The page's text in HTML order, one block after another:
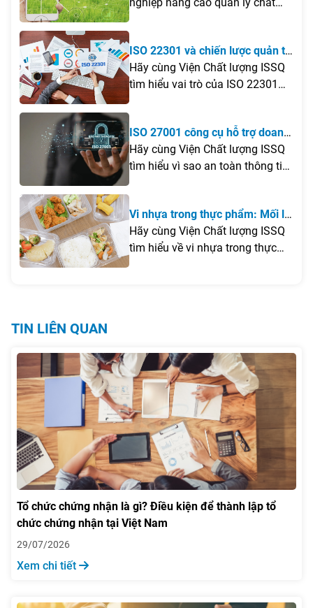
lượng, kiểm soát rủi ro và đáp
ứng yêu cầu minh bạch sản
phẩm.
ISO 22301 và chiến lược quản trị
rủi ro doanh nghiệp
Hãy cùng Viện Chất lượng ISSQ
tìm hiểu vai trò của ISO 22301
trong chiến lược quản trị rủi ro
doanh nghiệp và những giá trị
mà tiêu chuẩn này mang lại
trong việc nâng cao khả năng
ứng phó trước các biến động.
ISO 27001 công cụ hỗ trợ doanh
nghiệp bảo mật an toàn thông
tin
Hãy cùng Viện Chất lượng ISSQ
tìm hiểu vì sao an toàn thông tin
ngày càng trở nên cấp thiết và
vai trò của các giải pháp quản lý
trong việc bảo vệ dữ liệu doanh
nghiệp.
Vi nhựa trong thực phẩm: Mối lo
từ các sản phẩm nhựa tiếp xúc
trực tiếp với đồ ăn
Hãy cùng Viện Chất lượng ISSQ
tìm hiểu về vi nhựa trong thực
phẩm và các yêu cầu liên quan
TIN LIÊN QUAN
Tổ chức chứng nhận là gì? Điều kiện để thành lập tổ
chức chứng nhận tại Việt Nam
29/07/2026
Xem chi tiết